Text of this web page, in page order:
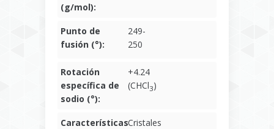
(g/mol):
Punto de
fusión (°):
249-
250
Rotación
específica de
sodio (°):
+4.24
(CHCl3)
CaracterísticasCristales